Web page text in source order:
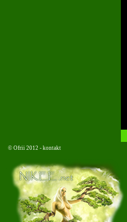
© Ofrii 2012 - kontakt